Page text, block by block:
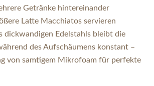
Getränke hintereinander
Latte Macchiatos servieren
dickwandigen Edelstahls bleibt die
des Aufschäumens konstant –
von samtigem Mikrofoam für perfekte